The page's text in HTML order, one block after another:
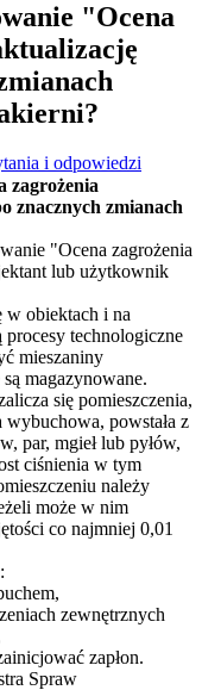
"Ocena
i odpowiedzi
zagrożenia
znacznych zmianach
"Ocena zagrożenia
lub użytkownik
w obiektach i na
procesy technologiczne
mieszaniny
magazynowane.
się pomieszczenia,
powstała z
par, mgieł lub pyłów,
ciśnienia w tym
należy
może w nim
co najmniej 0,01
zewnętrznych
zapłon.
Spraw